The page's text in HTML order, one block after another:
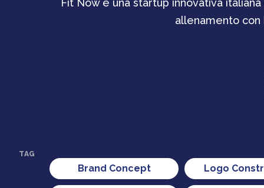
Fit Now è una startup innovativa
allenamento con
TAG
Brand Concept Logo